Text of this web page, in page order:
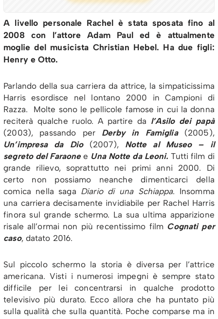
A livello personale Rachel è stata sposata fino al
2008 con l’attore Adam Paul ed è attualmente
moglie del musicista Christian Hebel. Ha due figli:
Henry e Otto.
Parlando della sua carriera da attrice, la simpaticissima
Harris esordisce nel lontano 2000 in Campioni di
Razza. Molte sono le pellicole famose in cui la donna
reciterà qualche ruolo. A partire da l’Asilo dei papà
(2003), passando per Derby in Famiglia(2005),
Un’impresa da Dio(2007), Notte al Museo – il
segreto del Faraonee Una Notte da Leoni. Tutti film di
grande rilievo, soprattutto nei primi anni 2000. Di
certo non possiamo neanche dimenticarci della
comica nella saga Diario di una Schiappa. Insomma
una carriera decisamente invidiabile per Rachel Harris
finora sul grande schermo. La sua ultima apparizione
risale all’ormai non più recentissimo film Cognati per
caso, datato 2016.
Sul piccolo schermo la storia è diversa per l’attrice
americana. Visti i numerosi impegni è sempre stato
difficile per lei concentrarsi in qualche prodotto
televisivo più durato. Ecco allora che ha puntato più
sulla qualità che sulla quantità. Poche comparse ma in